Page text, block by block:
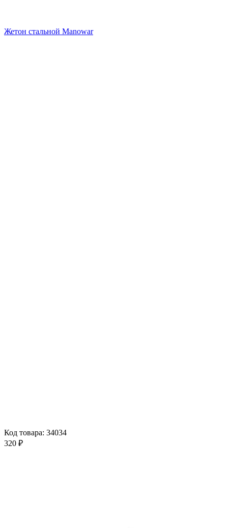
Жетон стальной Manowar
Код товара: 34034
320 ₽